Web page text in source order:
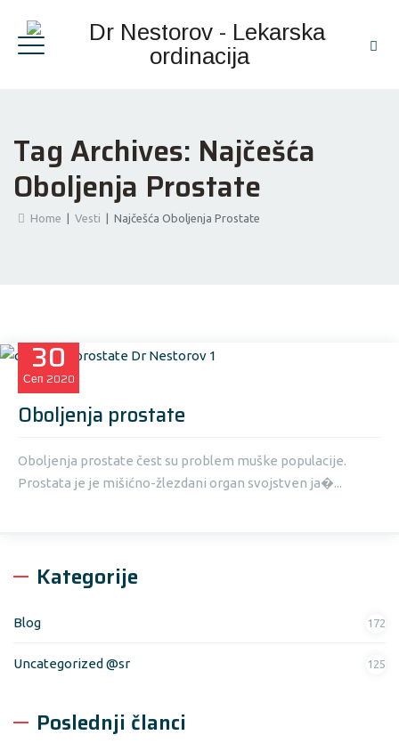
Tag Archives: Najčešća
Oboljenja Prostate
Home Vesti Najčešća Oboljenja Prostate
30
Сеп 2020
Oboljenja prostate
Oboljenja prostate čest su problem muške populacije.
Prostata je je mišićno-žlezdani organ svojstven ja�...
Kategorije
Blog 172
Uncategorized @sr 125
Poslednji članci